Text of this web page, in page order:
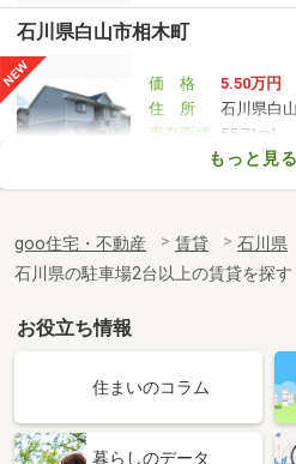
石川県白山市相木町
価 格
5.50万円
住 所
石川県白
専有面積
55.71m²
3DK
もっと見る
goo住宅・不動産 賃貸
石川県
石川県の駐車場2台以上の賃貸を探す
お役立ち情報
住まいのコラム
暮らしのデータ